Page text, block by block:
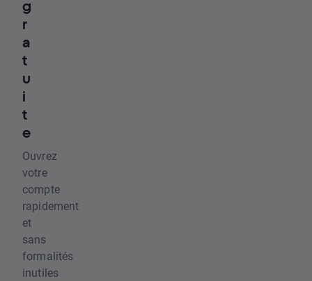
g
r
a
t
u
i
t
e
Ouvrez
votre
compte
rapidement
et
sans
formalités
inutiles